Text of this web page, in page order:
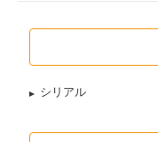
シリアル